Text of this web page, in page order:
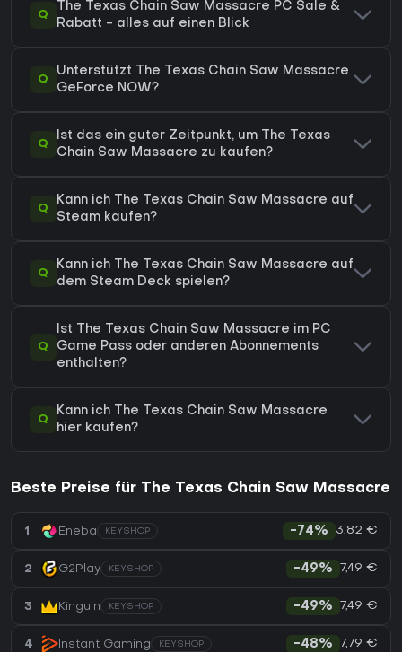
Q
The Texas Chain Saw Massacre PC Sale &
Rabatt - alles auf einen Blick
Q
Unterstützt The Texas Chain Saw Massacre
GeForce NOW?
Q
Ist das ein guter Zeitpunkt, um The Texas
Chain Saw Massacre zu kaufen?
Q
Kann ich The Texas Chain Saw Massacre auf
Steam kaufen?
Q
Kann ich The Texas Chain Saw Massacre auf
dem Steam Deck spielen?
Q
Ist The Texas Chain Saw Massacre im PC
Game Pass oder anderen Abonnements
enthalten?
Q
Kann ich The Texas Chain Saw Massacre
hier kaufen?
Beste Preise für The Texas Chain Saw Massacre
1 Eneba KEYSHOP -74% 3,82 €
2 G2Play KEYSHOP -49% 7,49 €
3 Kinguin KEYSHOP -49% 7,49 €
4 Instant Gaming KEYSHOP -48% 7,79 €